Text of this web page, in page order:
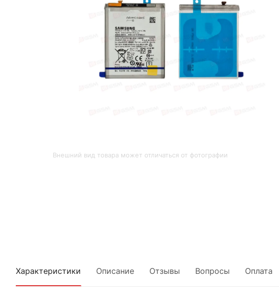
Внешний вид товара может отличаться от фотографии
Характеристики Описание Отзывы Вопросы Оплата